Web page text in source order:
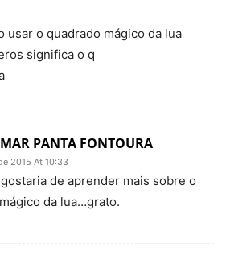
usar o quadrado mágico da lua
significa o q
PANTA FONTOURA
2015 At 10:33
de aprender mais sobre o
da lua…grato.